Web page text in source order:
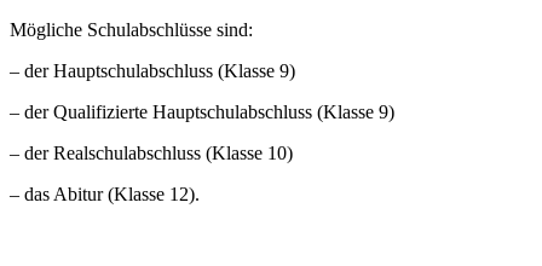
Mögliche Schulabschlüsse sind:
– der Hauptschulabschluss (Klasse 9)
– der Qualifizierte Hauptschulabschluss (Klasse 9)
– der Realschulabschluss (Klasse 10)
– das Abitur (Klasse 12).